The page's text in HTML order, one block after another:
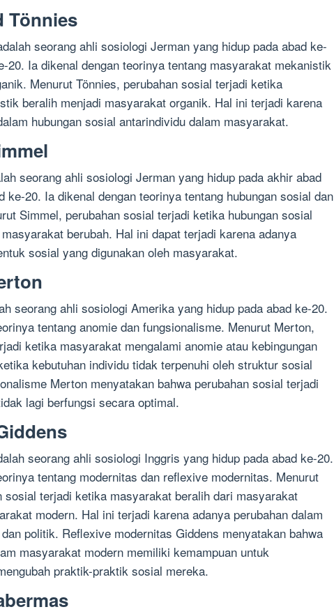
Tönnies
seorang ahli sosiologi Jerman yang hidup pada abad ke-
20. Ia dikenal dengan teorinya tentang masyarakat mekanistik
Menurut Tönnies, perubahan sosial terjadi ketika
beralih menjadi masyarakat organik. Hal ini terjadi karena
hubungan sosial antarindividu dalam masyarakat.
seorang ahli sosiologi Jerman yang hidup pada akhir abad
ke-20. Ia dikenal dengan teorinya tentang hubungan sosial dan
Simmel, perubahan sosial terjadi ketika hubungan sosial
berubah. Hal ini dapat terjadi karena adanya
sosial yang digunakan oleh masyarakat.
seorang ahli sosiologi Amerika yang hidup pada abad ke-20.
tentang anomie dan fungsionalisme. Menurut Merton,
ketika masyarakat mengalami anomie atau kebingungan
kebutuhan individu tidak terpenuhi oleh struktur sosial
Merton menyatakan bahwa perubahan sosial terjadi
lagi berfungsi secara optimal.
seorang ahli sosiologi Inggris yang hidup pada abad ke-20.
tentang modernitas dan reflexive modernitas. Menurut
sosial terjadi ketika masyarakat beralih dari masyarakat
modern. Hal ini terjadi karena adanya perubahan dalam
politik. Reflexive modernitas Giddens menyatakan bahwa
masyarakat modern memiliki kemampuan untuk
praktik-praktik sosial mereka.